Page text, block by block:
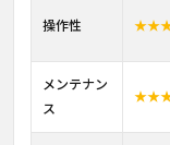
操作性
メンテナン
ス